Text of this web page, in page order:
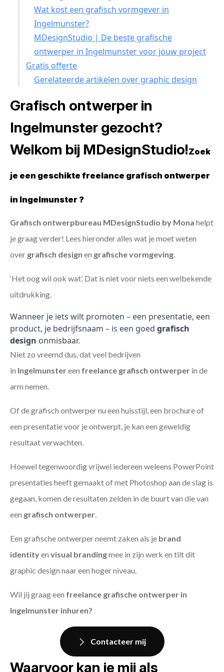
Wat kost een grafisch vormgever in
Ingelmunster?
MDesignStudio | De beste grafische
ontwerper in Ingelmunster voor jouw project
Gratis offerte
Gerelateerde artikelen over graphic design
Grafisch ontwerper in
Ingelmunster gezocht?
Welkom bij MDesignStudio!Zoek
je een geschikte freelance grafisch ontwerper
in Ingelmunster ?
Grafisch ontwerpbureau MDesignStudio by Mona helpt
je graag verder! Lees hieronder alles wat je moet weten
over grafisch design en grafische vormgeving
‘Het oog wil ook wat’. Dat is niet voor niets een welbekende
uitdrukking.
Wanneer je iets wilt promoten – een presentatie, een
product, je bedrijfsnaam – is een goed grafisch
design onmisbaar.
Niet zo vreemd dus, dat veel bedrijven
in Ingelmunstereen freelance grafisch ontwerper in de
arm nemen.
Of de grafisch ontwerper nu een huisstijl, een brochure of
een presentatie voor je ontwerpt, je kan een geweldig
resultaat verwachten.
Hoewel tegenwoordig vrijwel iedereen weleens PowerPoint
presentaties heeft gemaakt of met Photoshop aan de slag is
gegaan, komen de resultaten zelden in de buurt van die van
een grafisch ontwerper
Een grafische ontwerper neemt zaken als je brand
identityen visual brandingmee in zijn werk en tilt dit
graphic design naar een hoger niveau.
Wil jij graag een freelance grafische ontwerper in
Ingelmunster inhuren?
Contacteer mij
Waarvoor kan je mij als